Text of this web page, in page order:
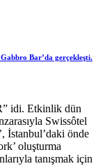
Bar’da gerçekleşti.
idi. Etkinlik dün
Swissôtel
İstanbul’daki önde
oluşturma
tanışmak için